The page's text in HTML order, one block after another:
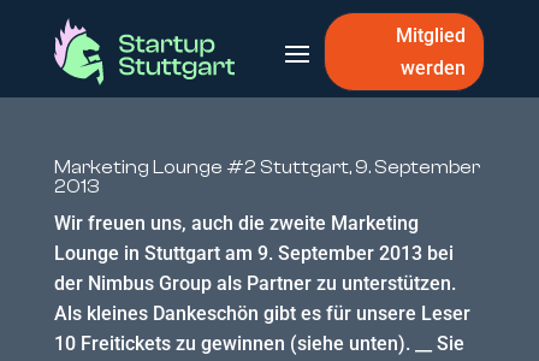
Mitglied
werden
Marketing Lounge #2 Stuttgart, 9. September
2013
Wir freuen uns, auch die zweite Marketing
Lounge in Stuttgart am 9. September 2013 bei
der Nimbus Group als Partner zu unterstützen.
Als kleines Dankeschön gibt es für unsere Leser
10 Freitickets zu gewinnen (siehe unten). __ Sie